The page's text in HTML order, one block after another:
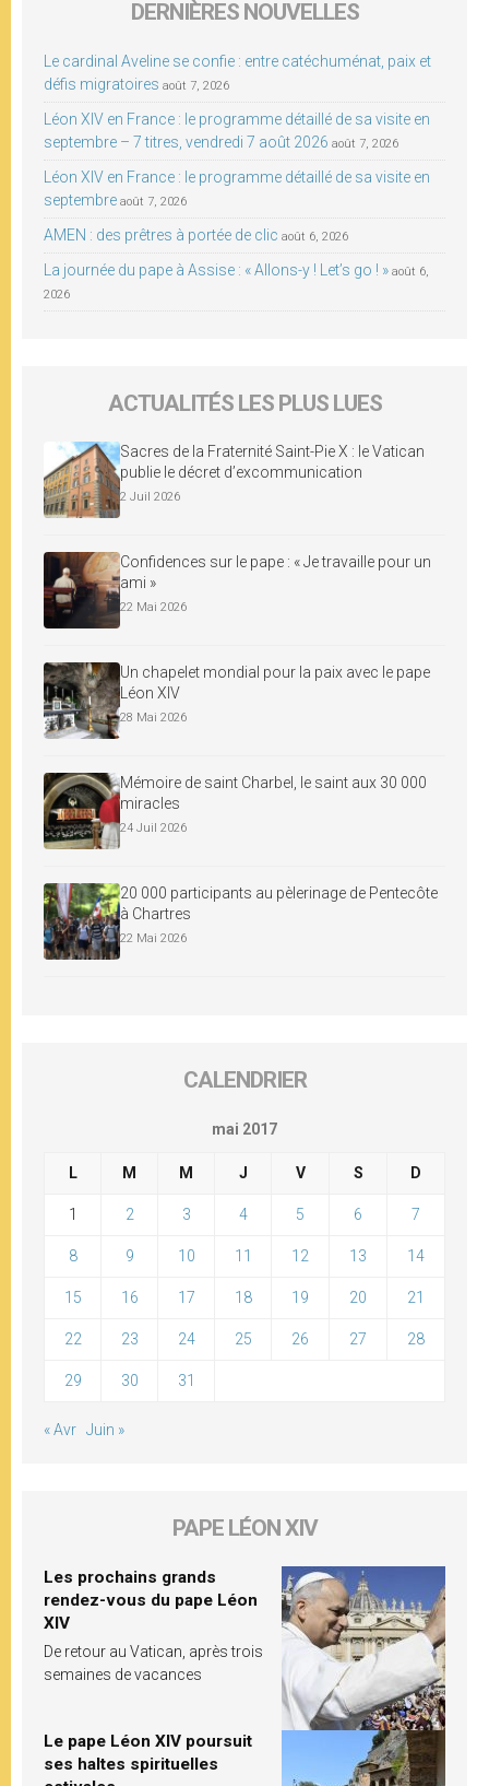
DERNIÈRES NOUVELLES
Le cardinal Aveline se confie : entre catéchuménat, paix et
défis migratoires août 7, 2026
Léon XIV en France : le programme détaillé de sa visite en
septembre – 7 titres, vendredi 7 août 2026 août 7, 2026
Léon XIV en France : le programme détaillé de sa visite en
septembre août 7, 2026
AMEN : des prêtres à portée de clic août 6, 2026
La journée du pape à Assise : « Allons-y ! Let’s go ! » août 6,
2026
ACTUALITÉS LES PLUS LUES
Sacres de la Fraternité Saint-Pie X : le Vatican
publie le décret d’excommunication
2 Juil 2026
Confidences sur le pape : « Je travaille pour un
ami »
22 Mai 2026
Un chapelet mondial pour la paix avec le pape
Léon XIV
28 Mai 2026
Mémoire de saint Charbel, le saint aux 30 000
miracles
24 Juil 2026
20 000 participants au pèlerinage de Pentecôte
à Chartres
22 Mai 2026
CALENDRIER
mai 2017
L M M J V S D
1 2 3 4 5 6 7
8 9 10 11 12 13 14
15 16 17 18 19 20 21
22 23 24 25 26 27 28
29 30 31
« Avr Juin »
PAPE LÉON XIV
Les prochains grands
rendez-vous du pape Léon
XIV
De retour au Vatican, après trois
semaines de vacances
Le pape Léon XIV poursuit
ses haltes spirituelles